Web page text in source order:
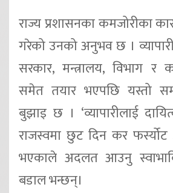
राज्य प्रशासनका कमजोरीका
गरेको उनको अनुभव छ ।
सरकार, मन्त्रालय, विभाग र
समेत तयार भएपछि यस्तो
बुझाइ छ । ‘व्यापारीलाई
राजस्वमा छुट दिन कर
भएकाले अदलत आउनु
बडाल भन्छन्।